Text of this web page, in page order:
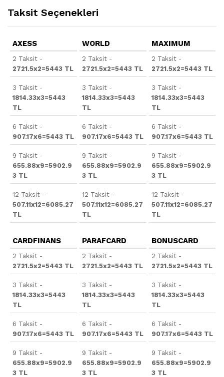
Taksit Seçenekleri
AXESS
2 Taksit -
2721.5x2=5443 TL
3 Taksit -
1814.33x3=5443
TL
6 Taksit -
907.17x6=5443 TL
9 Taksit -
655.88x9=5902.9
3 TL
12 Taksit -
507.11x12=6085.27
TL
WORLD
2 Taksit -
2721.5x2=5443 TL
3 Taksit -
1814.33x3=5443
TL
6 Taksit -
907.17x6=5443 TL
9 Taksit -
655.88x9=5902.9
3 TL
12 Taksit -
507.11x12=6085.27
TL
MAXIMUM
2 Taksit -
2721.5x2=5443 TL
3 Taksit -
1814.33x3=5443
TL
6 Taksit -
907.17x6=5443 TL
9 Taksit -
655.88x9=5902.9
3 TL
12 Taksit -
507.11x12=6085.27
TL
CARDFINANS
2 Taksit -
2721.5x2=5443 TL
3 Taksit -
1814.33x3=5443
TL
6 Taksit -
907.17x6=5443 TL
9 Taksit -
655.88x9=5902.9
3 TL
PARAFCARD
2 Taksit -
2721.5x2=5443 TL
3 Taksit -
1814.33x3=5443
TL
6 Taksit -
907.17x6=5443 TL
9 Taksit -
655.88x9=5902.9
3 TL
BONUSCARD
2 Taksit -
2721.5x2=5443 TL
3 Taksit -
1814.33x3=5443
TL
6 Taksit -
907.17x6=5443 TL
9 Taksit -
655.88x9=5902.9
3 TL